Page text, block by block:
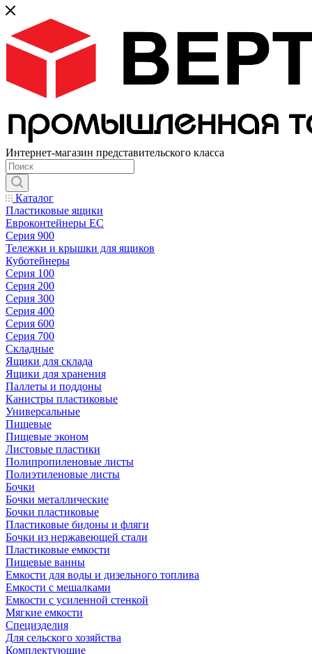
Интернет-магазин представительского класса
Каталог
Пластиковые ящики
Евроконтейнеры ЕС
Серия 900
Тележки и крышки для ящиков
Куботейнеры
Серия 100
Серия 200
Серия 300
Серия 400
Серия 600
Серия 700
Складные
Ящики для склада
Ящики для хранения
Паллеты и поддоны
Канистры пластиковые
Универсальные
Пищевые
Пищевые эконом
Листовые пластики
Полипропиленовые листы
Полиэтиленовые листы
Бочки
Бочки металлические
Бочки пластиковые
Пластиковые бидоны и фляги
Бочки из нержавеющей стали
Пластиковые емкости
Пищевые ванны
Емкости для воды и дизельного топлива
Емкости с мешалками
Емкости с усиленной стенкой
Мягкие емкости
Специзделия
Для сельского хозяйства
Комплектующие